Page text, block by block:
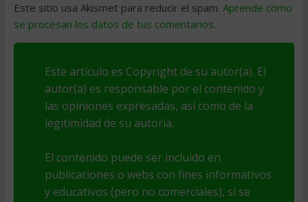
Este sitio usa Akismet para reducir el spam. Aprende cómo
se procesan los datos de tus comentarios.
Este artículo es Copyright de su autor(a). El
autor(a) es responsable por el contenido y
las opiniones expresadas, así como de la
legitimidad de su autoría.
El contenido puede ser incluido en
publicaciones o webs con fines informativos
y educativos (pero no comerciales), si se